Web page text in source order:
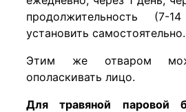
продолжительность
установить самостоятельно.
Этим же отваром
ополаскивать лицо.
Для травяной паровой